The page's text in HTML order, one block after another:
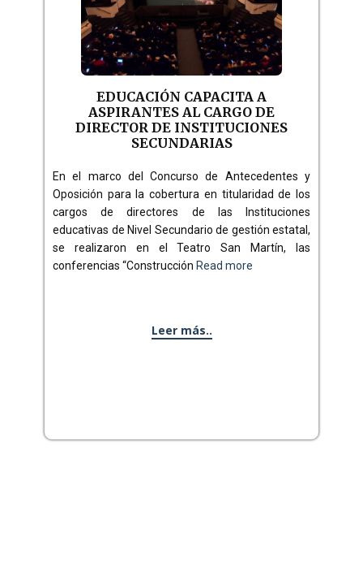
EDUCACIÓN CAPACITA A
ASPIRANTES AL CARGO DE
DIRECTOR DE INSTITUCIONES
SECUNDARIAS
En el marco del Concurso de Antecedentes y
Oposición para la cobertura en titularidad de los
cargos de directores de las Instituciones
educativas de Nivel Secundario de gestión estatal,
se realizaron en el Teatro San Martín, las
conferencias “Construcción Read more
Leer más..